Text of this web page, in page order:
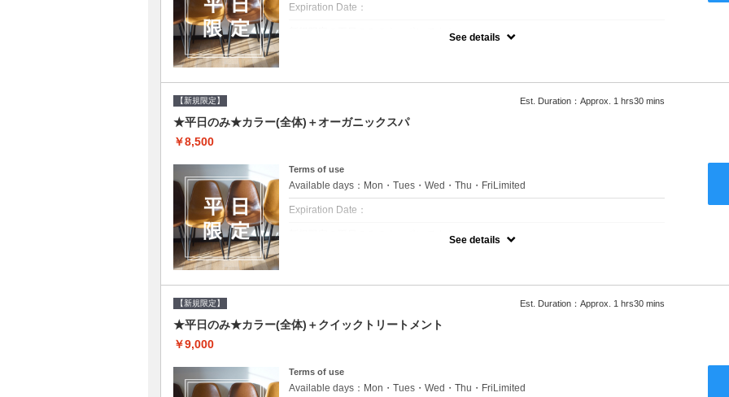
Expiration Date：
新規限定の平日のみのクーポンです★
をご提案させて頂きます●選べるシャンプー付き●次回以降は早期割引で10～20%off
See details
【新規限定】 Est. Duration：Approx. 1 hrs30 mins
★平日のみ★カラー(全体)＋オーガニックスパ
￥8,500
Terms of use
Available days：Mon・Tues・Wed・Thu・FriLimited
Expiration Date：
新規限定の平日のみのクーポンです★
をご提案させて頂きます●選べるシャンプー付き●次回以降は早期割引で10～20%off
See details
【新規限定】 Est. Duration：Approx. 1 hrs30 mins
★平日のみ★カラー(全体)＋クイックトリートメント
￥9,000
Terms of use
Available days：Mon・Tues・Wed・Thu・FriLimited